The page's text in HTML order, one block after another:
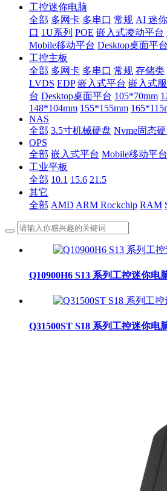
工控迷你电脑
全部 多网卡 多串口 常规 AI 迷
口 1U系列 POE 嵌入式凌动平台
Mobile移动平台 Desktop桌面平台
工控主板
全部 多网卡 多串口 常规 存储类
LVDS EDP 嵌入式平台 嵌入式
台 Desktop桌面平台 105*70mm
148*104mm 155*155mm
NAS
全部 3.5寸机械硬盘 Nvme固态
OPS
全部 嵌入式平台 Mobile移动平台
工业平板
全部 10.1 15.6 21.5
其它
全部 AMD ARM Rockchip RAM
Q10900H6 S13 系列工控迷你电
Q31500ST S18 系列工控迷你电